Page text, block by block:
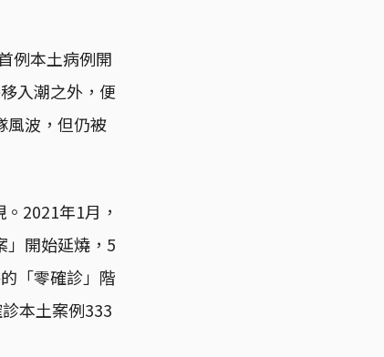
例本土病例開
入潮之外，便
風波，但仍被
2021年1月，
」開始延燒，5
「零確診」階
本土案例333